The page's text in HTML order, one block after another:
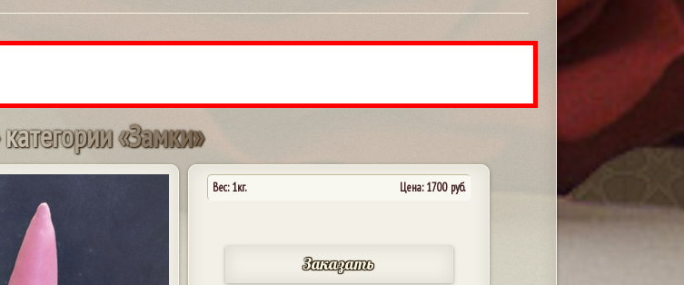
категории«Замки»
Вес: 1кг. Цена:1700 руб.
Заказать